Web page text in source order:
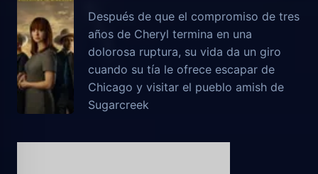
Después de que el compromiso de tres
años de Cheryl termina en una
dolorosa ruptura, su vida da un giro
cuando su tía le ofrece escapar de
Chicago y visitar el pueblo amish de
Sugarcreek